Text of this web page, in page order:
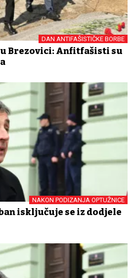
DAN ANTIFAŠISTIČKE BORBE
Brezovici: Anfitfašisti su
NAKON PODIZANJA OPTUŽNICE
isključuje se iz dodjele